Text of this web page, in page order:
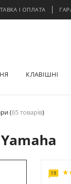
І ОПЛАТА
КЛАВІШНІ
(65 товарів)
19